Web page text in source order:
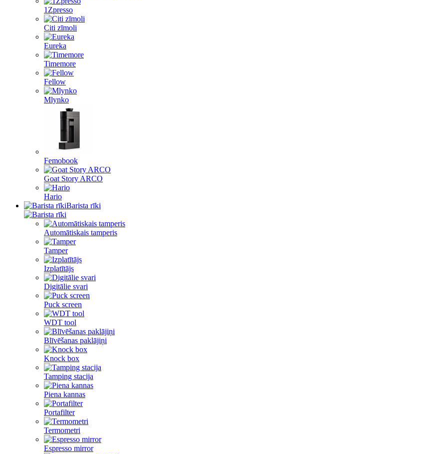
1Zpresso
Citi zīmoli
Eureka
Timemore
Fellow
Mlynko
Femobook
Goat Story ARCO
Hario
Barista rīki
Automātiskais tamperis
Tamper
Izplatītājs
Digitālie svari
Puck screen
WDT tool
Blīvēšanas paklājiņi
Knock box
Tamping stacija
Piena kannas
Portafilter
Termometri
Espresso mirror